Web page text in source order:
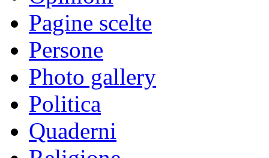
Pagine scelte
Persone
Photo gallery
Politica
Quaderni